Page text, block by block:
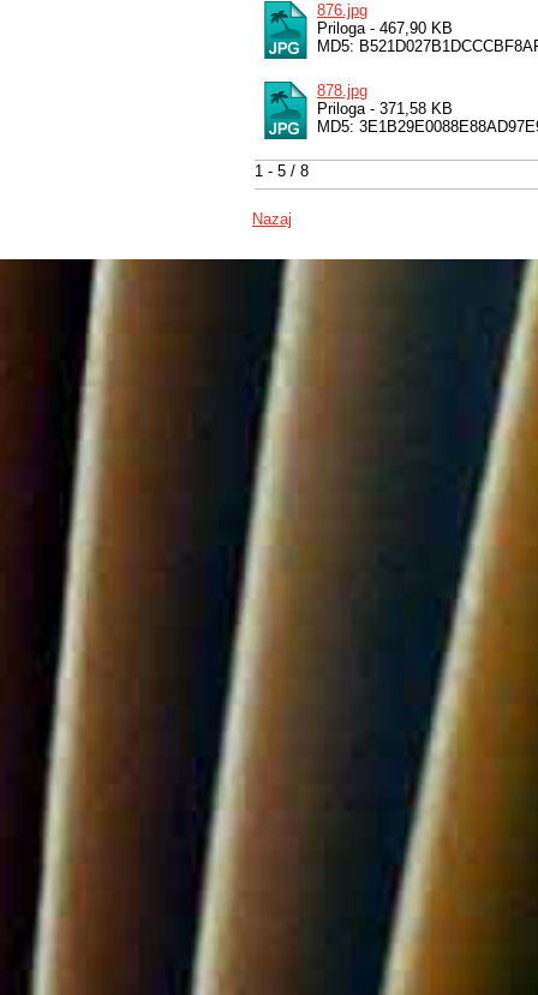
876.jpg
Priloga - 467,90 KB
MD5:
878.jpg
Priloga - 371,58 KB
MD5:
1 - 5 / 8
Nazaj